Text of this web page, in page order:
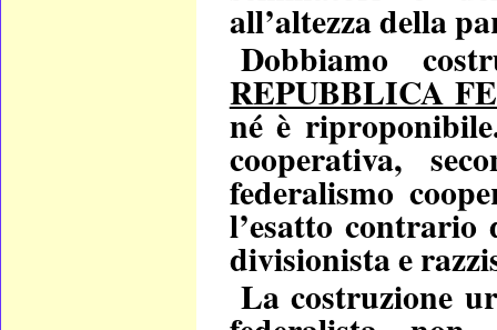
all’altezza della
Dobbiamo
REPUBBLICA
né è
cooperativa,
federalismo
l’esatto contrario
divisionista e
La costruzione